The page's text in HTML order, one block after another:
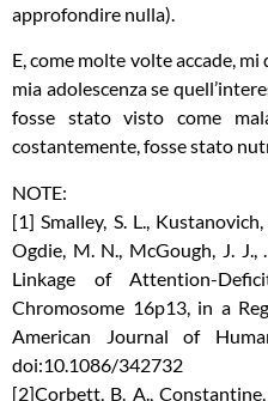
approfondire nulla).
E, come molte volte accade,
mia adolescenza se
fosse stato visto come
costantemente, fosse stato
NOTE:
[1] Smalley, S. L., Kustanovich,
Ogdie, M. N., McGough, J.
Linkage of Attention-
Chromosome 16p13, in a
American Journal of
doi:10.1086/342732
[2]Corbett, B. A.,